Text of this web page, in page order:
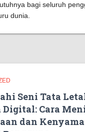
bagi seluruh
dunia.
Seni Tata
Cara
dan